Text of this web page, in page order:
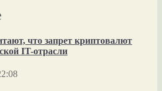
что запрет криптовалют
IT-отрасли